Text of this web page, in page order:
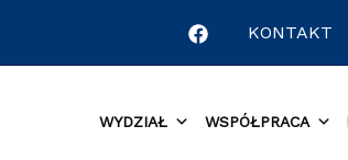
KONTAKT
WYDZIAŁ WSPÓŁPRACA